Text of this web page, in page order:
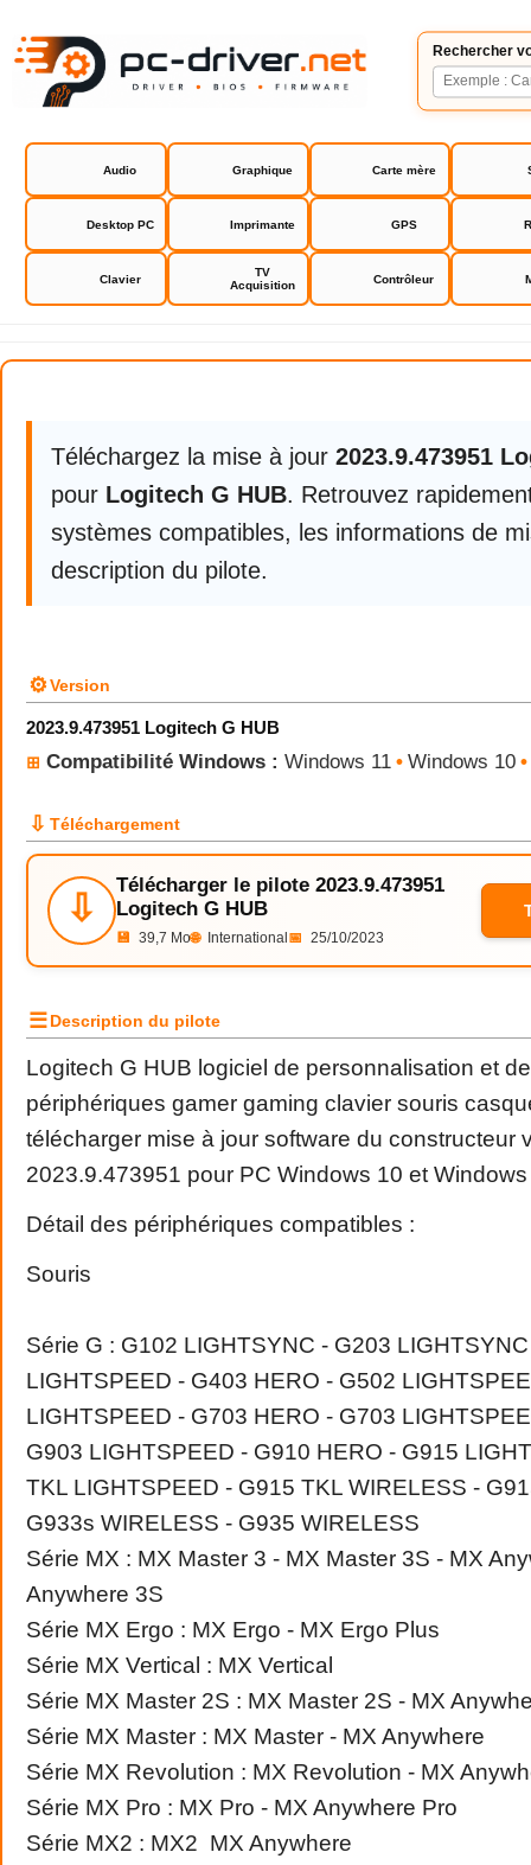
Rechercher
Audio Graphique Carte mère
Desktop PC Imprimante GPS
Clavier
TV
Acquisition
Contrôleur
Logitech G HUB
Téléchargez la mise à jour 2023.9.473951
pour Logitech G HUB. Retrouvez
systèmes compatibles, les informations de
description du pilote.
⚙Version
2023.9.473951 Logitech G HUB
⊞ Compatibilité Windows : Windows 11 • Windows 10 •
⇩ Téléchargement
⇩
Télécharger le pilote 2023.9.473951
Logitech G HUB
💾 39,7 Mo🌐 International 📅 25/10/2023
☰Description du pilote
Logitech G HUB logiciel de personnalisation et
périphériques gamer gaming clavier souris
télécharger mise à jour software du constructeur
2023.9.473951 pour PC Windows 10 et
Détail des périphériques compatibles :
Souris
Série G : G102 LIGHTSYNC - G203
LIGHTSPEED - G403 HERO - G502
LIGHTSPEED - G703 HERO - G703
G903 LIGHTSPEED - G910 HERO - G915
TKL LIGHTSPEED - G915 TKL WIRELESS -
G933s WIRELESS - G935 WIRELESS
Série MX : MX Master 3 - MX Master 3S - MX
Anywhere 3S
Série MX Ergo : MX Ergo - MX Ergo Plus
Série MX Vertical : MX Vertical
Série MX Master 2S : MX Master 2S - MX
Série MX Master : MX Master - MX Anywhere
Série MX Revolution : MX Revolution - MX
Série MX Pro : MX Pro - MX Anywhere Pro
Série MX2 : MX2 MX Anywhere